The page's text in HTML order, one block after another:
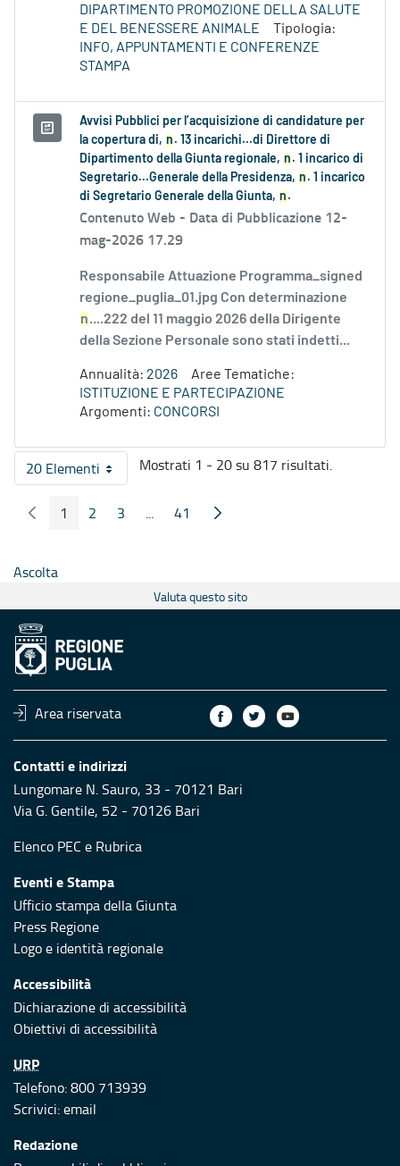
DIPARTIMENTO PROMOZIONE DELLA SALUTE
E DEL BENESSERE ANIMALE
Tipologia:
INFO, APPUNTAMENTI E CONFERENZE
STAMPA
Avvisi Pubblici per l’acquisizione di candidature per
la copertura di, n . 13 incarichi...di Direttore di
Dipartimento della Giunta regionale, n . 1 incarico di
Segretario...Generale della Presidenza, n . 1 incarico
di Segretario Generale della Giunta, n .
Contenuto Web - Data di Pubblicazione 12-
mag-2026 17.29
Responsabile Attuazione Programma_signed
regione_puglia_01.jpg Con determinazione
n....222 del 11 maggio 2026 della Dirigente
della Sezione Personale sono stati indetti...
Annualità: 2026
Aree Tematiche:
ISTITUZIONE E PARTECIPAZIONE
Argomenti: CONCORSI
20 ElementiPer pagina
Mostrati 1 - 20 su 817 risultati.
Pagina Precedente
Pagina
1 Pagina
2 Pagina
3 ...
Pagine intermedie
Pagina
41 Pagina Seguente
Ascolta
Valuta questo sito
Area riservata
Contatti e indirizzi
Lungomare N. Sauro, 33 - 70121 Bari
Via G. Gentile, 52 - 70126 Bari
Elenco PEC e Rubrica
Eventi e Stampa
Ufficio stampa della Giunta
Press Regione
Logo e identità regionale
Accessibilità
Dichiarazione di accessibilità
Obiettivi di accessibilità
URP
Telefono: 800 713939
Scrivici:email
Redazione